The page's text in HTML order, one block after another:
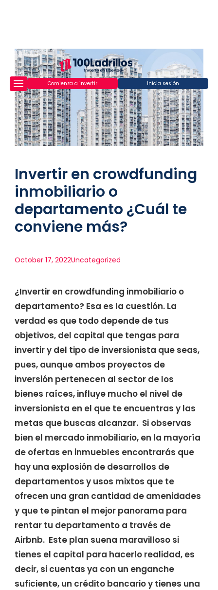
Comienza a invertir Inicia sesión
Invertir en crowdfunding
inmobiliario o
departamento ¿Cuál te
conviene más?
October 17, 2022Uncategorized
¿Invertir en crowdfunding inmobiliario o
departamento? Esa es la cuestión. La
verdad es que todo depende de tus
objetivos, del capital que tengas para
invertir y del tipo de inversionista que seas,
pues, aunque ambos proyectos de
inversión pertenecen al sector de los
bienes raíces, influye mucho el nivel de
inversionista en el que te encuentras y las
metas que buscas alcanzar. Si observas
bien el mercado inmobiliario, en la mayoría
de ofertas en inmuebles encontrarás que
hay una explosión de desarrollos de
departamentos y usos mixtos que te
ofrecen una gran cantidad de amenidades
y que te pintan el mejor panorama para
rentar tu departamento a través de
Airbnb. Este plan suena maravilloso si
tienes el capital para hacerlo realidad, es
decir, si cuentas ya con un enganche
suficiente, un crédito bancario y tienes una